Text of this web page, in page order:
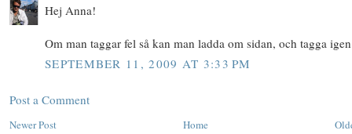
Hej Anna!
Om man taggar fel så kan man ladda om sidan, och tagga
SEPTEMBER 11, 2009 AT 3:33 PM
Post a Comment
Newer Post Home